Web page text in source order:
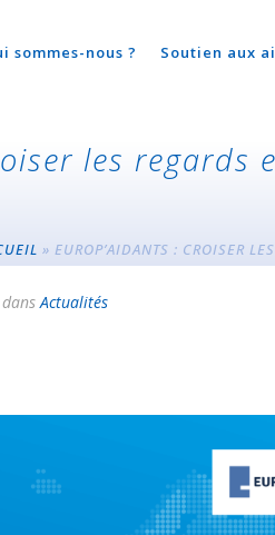
sommes-nous ? Soutien aux
les
» EUROP’AIDANTS : CROISER
dansActualités